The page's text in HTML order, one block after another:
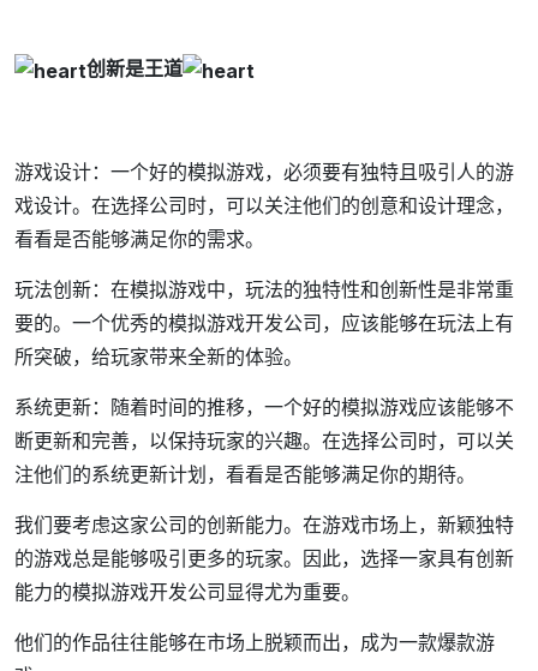
创新是王道
游戏设计：一个好的模拟游戏，必须要有独特且吸引人的游
戏设计。在选择公司时，可以关注他们的创意和设计理念，
看看是否能够满足你的需求。
玩法创新：在模拟游戏中，玩法的独特性和创新性是非常重
要的。一个优秀的模拟游戏开发公司，应该能够在玩法上有
所突破，给玩家带来全新的体验。
系统更新：随着时间的推移，一个好的模拟游戏应该能够不
断更新和完善，以保持玩家的兴趣。在选择公司时，可以关
注他们的系统更新计划，看看是否能够满足你的期待。
我们要考虑这家公司的创新能力。在游戏市场上，新颖独特
的游戏总是能够吸引更多的玩家。因此，选择一家具有创新
能力的模拟游戏开发公司显得尤为重要。
他们的作品往往能够在市场上脱颖而出，成为一款爆款游